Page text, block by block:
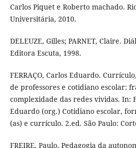
Carlos Piquet e Roberto machado.
Universitária, 2010.
DELEUZE, Gilles; PARNET, Claire.
Editora Escuta, 1998.
FERRAÇO, Carlos Eduardo.
de professores e cotidiano escolar:
complexidade das redes vividas. In:
Eduardo (org.) Cotidiano escolar,
(as) e currículo. 2.ed. São Paulo:
FREIRE, Paulo. Pedagogia da